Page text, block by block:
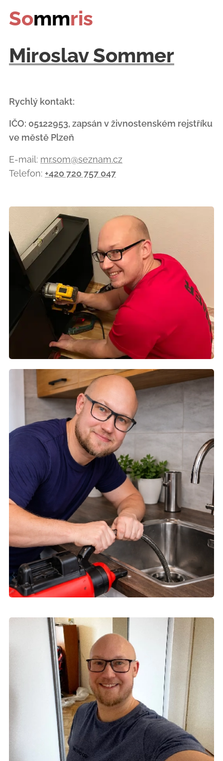
Sommris
Miroslav Sommer
Rychlý kontakt:
IČO: 05122953, zapsán v živnostenském rejstříku
ve městě Plzeň
E-mail: mr.som@seznam.cz
Telefon: +420 720 757 047